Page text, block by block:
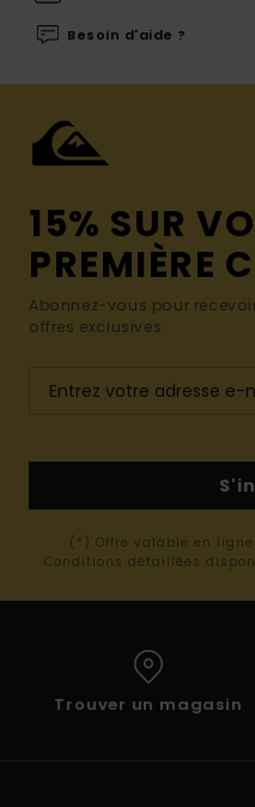
Besoin d'aide ?
15% SUR
PREMIÈRE
Abonnez-vous pour
offres exclusives.
(*) Offre valable en
Conditions détaillées
Trouver un magasin